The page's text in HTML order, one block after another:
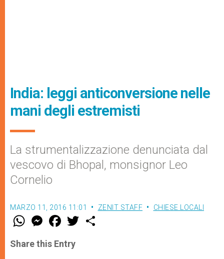
India: leggi anticonversione nelle
mani degli estremisti
La strumentalizzazione denunciata dal
vescovo di Bhopal, monsignor Leo
Cornelio
MARZO 11, 2016 11:01 ZENIT STAFF CHIESE LOCALI
W
t
s
M
e
s
e
F
a
e
b
w
Share this Entry